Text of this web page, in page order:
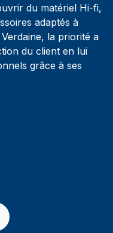
du matériel Hi-fi,
adaptés à
la priorité a
du client en lui
grâce à ses